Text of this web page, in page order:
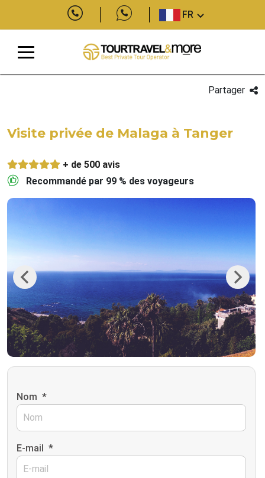
FR
Partager
Visite privée de Malaga à Tanger
+ de 500 avis
Recommandé par 99 % des voyageurs
Previous Next
Nom *
E-mail *